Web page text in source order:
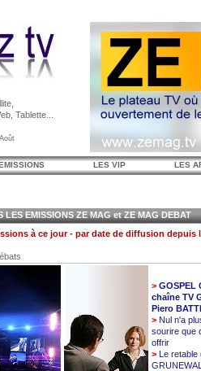
Tablette...
LES VIP LES
EMISSIONS ZE MAG et ZE MAG DEBAT
à ce jour - par date de diffusion depuis
> GOSPEL
chaîne TV
Piero
> Nul n'a
sourire que
offrir
> Le retable